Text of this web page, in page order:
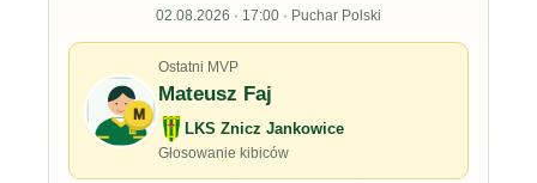
02.08.2026 · 17:00 · Puchar Polski
M
Ostatni MVP
Mateusz Faj
LKS Znicz Jankowice
Głosowanie kibiców